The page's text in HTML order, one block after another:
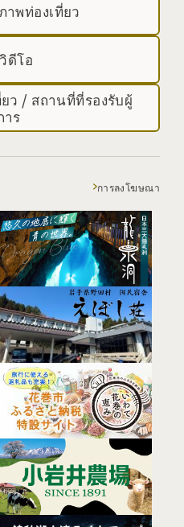
พท่องเที่ยว
ดีโอ
ว / สถานที่ที่รองรับผู้
าร
การลงโฆษณา